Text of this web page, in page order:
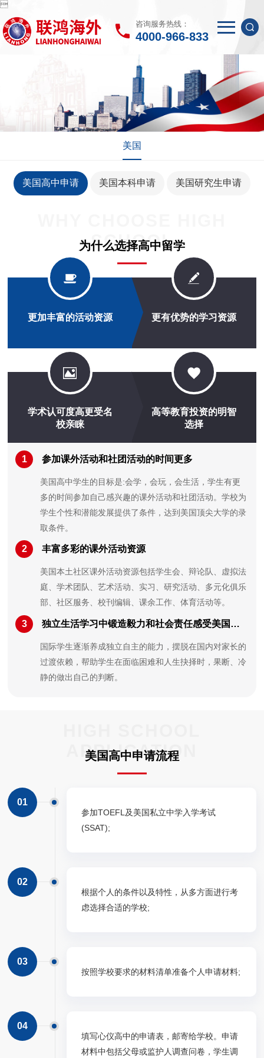

咨询服务热线：
4000-966-833
美国
美国高中申请 美国本科申请 美国研究生申请
SCHOOL
为什么选择高中留学
更加丰富的活动资源 更有优势的学习资源
学术认可度高更受名
校亲睐
高等教育投资的明智
选择
1 参加课外活动和社团活动的时间更多
美国高中学生的目标是:会学，会玩，会生活，学生有更
多的时间参加自己感兴趣的课外活动和社团活动。学校为
学生个性和潜能发展提供了条件，达到美国顶尖大学的录
取条件。
2 丰富多彩的课外活动资源
美国本土社区课外活动资源包括学生会、辩论队、虚拟法
庭、学术团队、艺术活动、实习、研究活动、多元化俱乐
部、社区服务、校刊编辑、课余工作、体育活动等。
3 独立生活学习中锻造毅力和社会责任感受美国文化的熏染和远赴他乡求学的客观影响
国际学生逐渐养成独立自主的能力，摆脱在国内对家长的
过渡依赖，帮助学生在面临困难和人生抉择时，果断、冷
静的做出自己的判断。
APPLICATION
美国高中申请流程
01
参加TOEFL及美国私立中学入学考试
(SSAT);
02
根据个人的条件以及特性，从多方面进行考
虑选择合适的学校;
03
按照学校要求的材料清单准备个人申请材料;
04
填写心仪高中的申请表，邮寄给学校。申请
材料中包括父母或监护人调查问卷，学生调